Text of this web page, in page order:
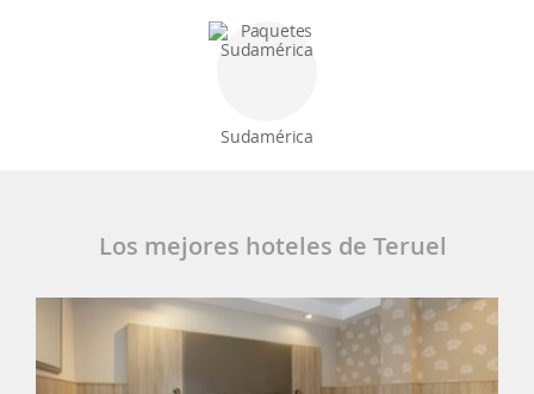
Sudamérica
Los mejores hoteles de Teruel